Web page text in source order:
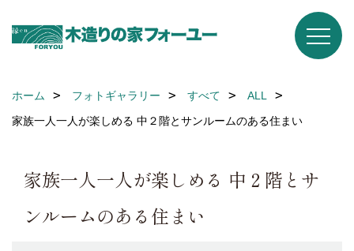
ホーム フォトギャラリー すべて
ALL
家族一人一人が楽しめる 中２階とサンルームのある住まい
家族一人一人が楽しめる 中２階とサ
ンルームのある住まい